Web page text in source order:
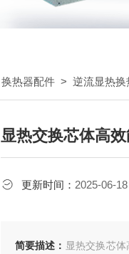
换热器配件 > 逆流显热换
显热交换芯体高
更新时间： 2025-06-18
简要描述： 显热交换芯